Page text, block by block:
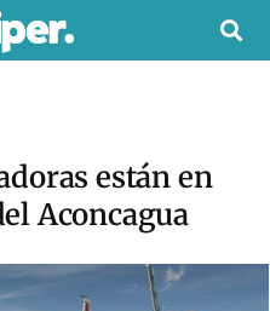
están en
Aconcagua